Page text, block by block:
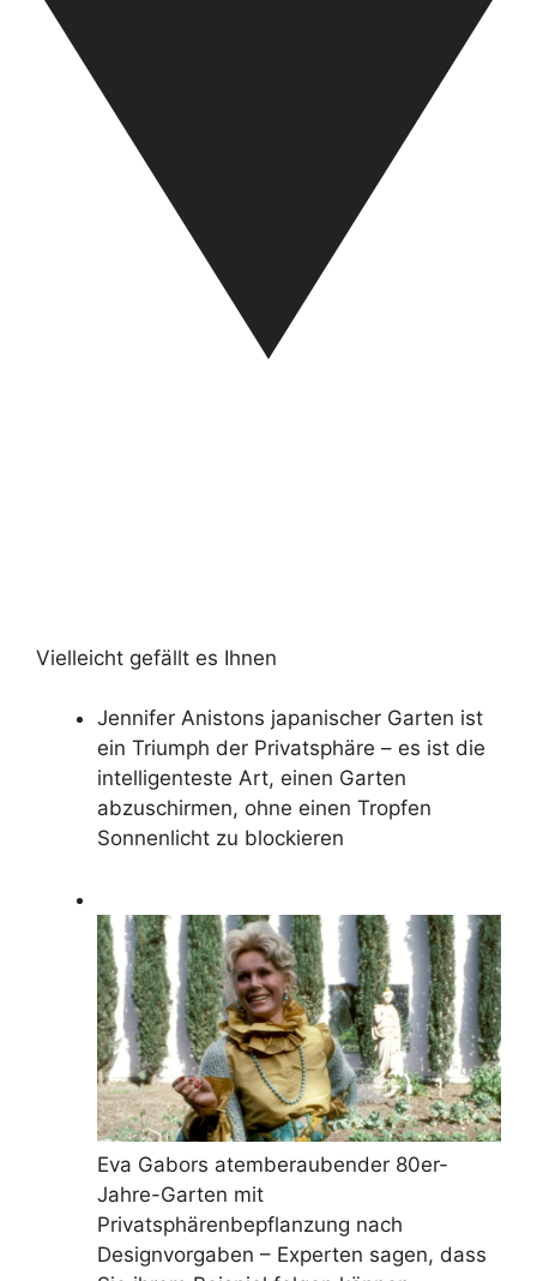
Vielleicht gefällt es Ihnen
Jennifer Anistons japanischer Garten ist
ein Triumph der Privatsphäre – es ist die
intelligenteste Art, einen Garten
abzuschirmen, ohne einen Tropfen
Sonnenlicht zu blockieren
Eva Gabors atemberaubender 80er-
Jahre-Garten mit
Privatsphärenbepflanzung nach
Designvorgaben – Experten sagen, dass